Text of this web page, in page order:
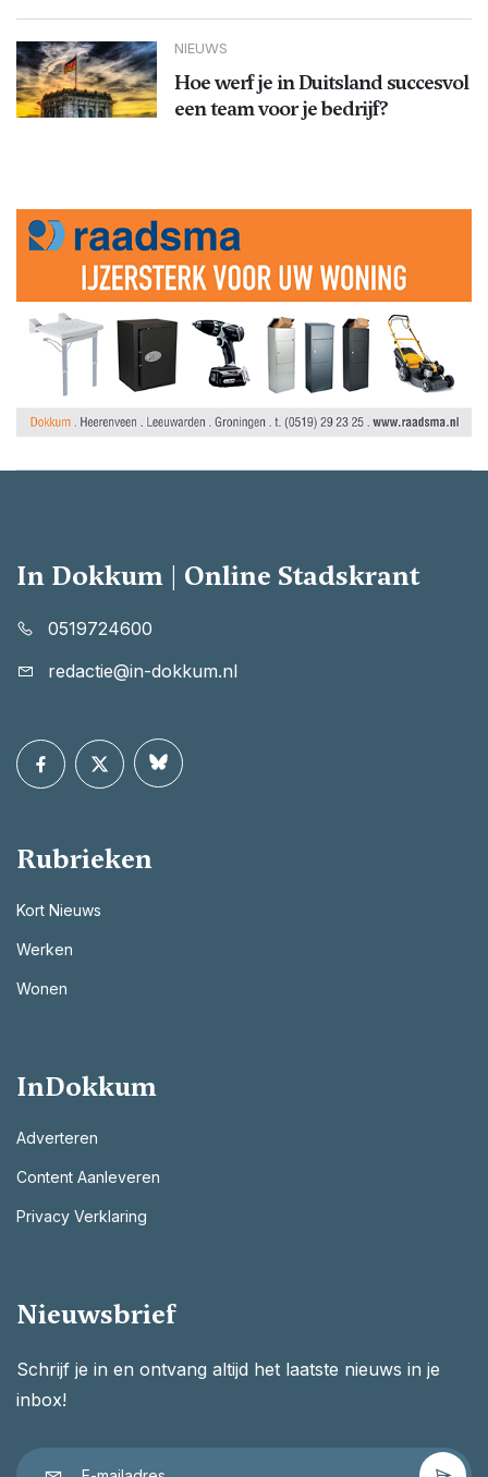
NIEUWS
Hoe werf je in Duitsland succesvol
een team voor je bedrijf?
In Dokkum | Online Stadskrant
0519724600
redactie@in-dokkum.nl
Rubrieken
Kort Nieuws
Werken
Wonen
InDokkum
Adverteren
Content Aanleveren
Privacy Verklaring
Nieuwsbrief
Schrijf je in en ontvang altijd het laatste nieuws in je
inbox!